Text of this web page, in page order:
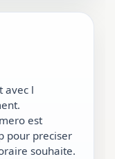
avec l
est
pour preciser
souhaite.